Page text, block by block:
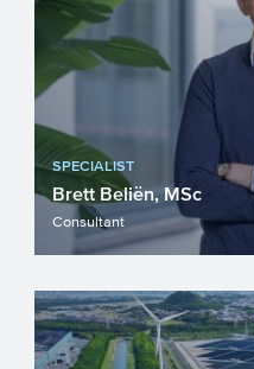
SPECIALIST
Brett Beliën, MSc
Consultant